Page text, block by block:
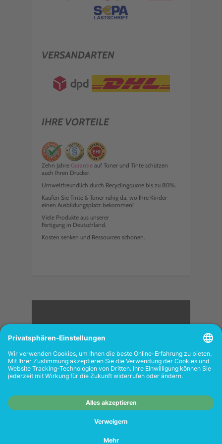
€ 380,99 inkl. MwSt. zzgl. Versand
VERSANDARTEN
IHRE VORTEILE
Zehn Jahre Garantie auf Toner und Tinte schützen
auch Ihren Drucker.
Umweltfreundlich durch Recyclingquote bis zu 80%.
Kaufen Sie Tinte & Toner ruhig da, wo Ihre Kinder
einen Ausbildungsplatz bekommen!
Viele Produkte aus unserer
Fertigung in Deutschland.
Kosten senken und Ressourcen schonen.
<
FOLGEN SIE UNS
Shops richtet sich nicht an Wiederverkäufer.